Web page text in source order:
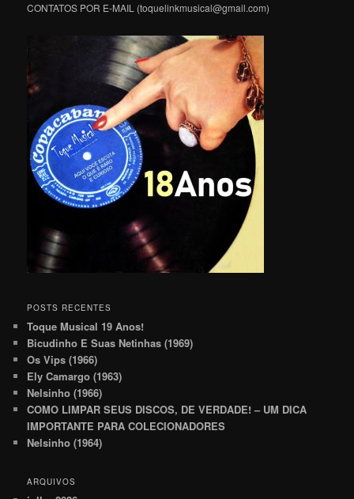
CONTATOS POR E-MAIL (toquelinkmusical@gmail.com)
POSTS RECENTES
Toque Musical 19 Anos!
Bicudinho E Suas Netinhas (1969)
Os Vips (1966)
Ely Camargo (1963)
Nelsinho (1966)
COMO LIMPAR SEUS DISCOS, DE VERDADE! – UM DICA
IMPORTANTE PARA COLECIONADORES
Nelsinho (1964)
ARQUIVOS